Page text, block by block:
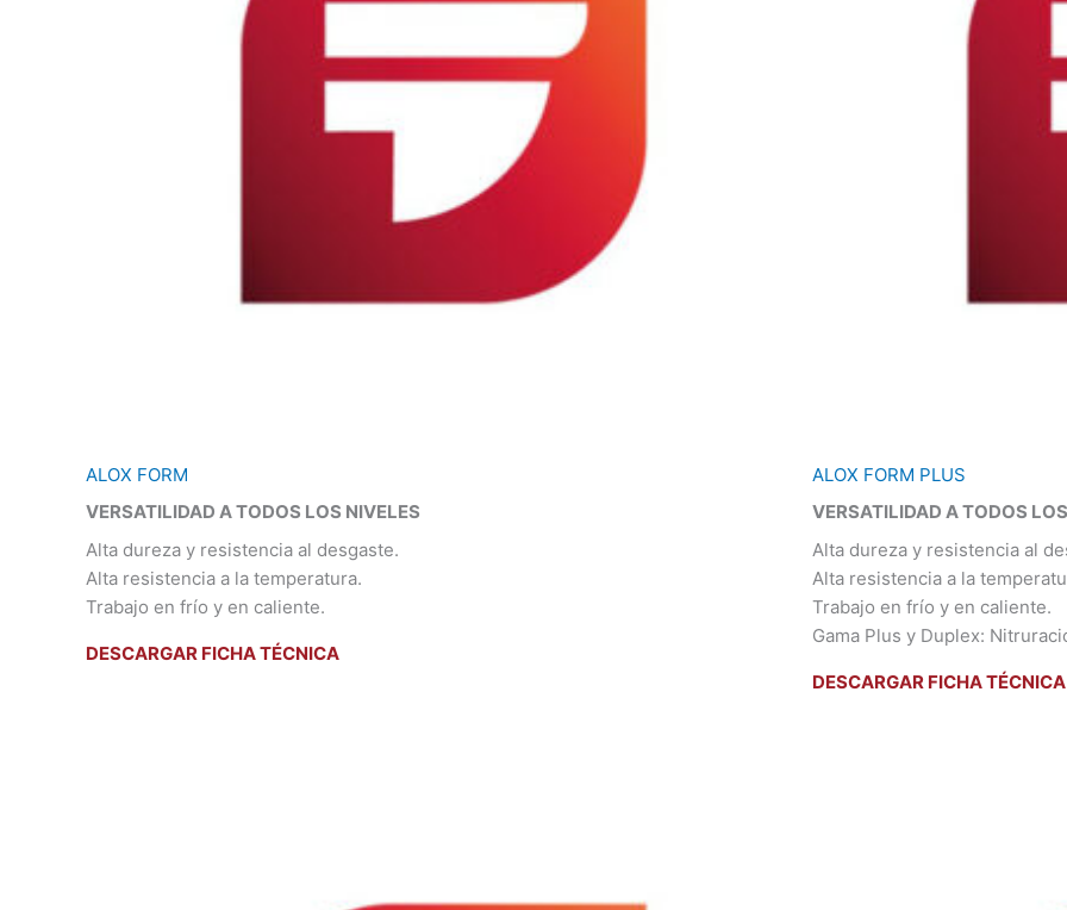
ALOX FORM
VERSATILIDAD A TODOS LOS NIVELES
Alta dureza y resistencia al desgaste.
Alta resistencia a la temperatura.
Trabajo en frío y en caliente.
DESCARGAR FICHA TÉCNICA
ALOX FORM PLUS
VERSATILIDAD A TODOS
Alta dureza y resistencia al
Alta resistencia a la
Trabajo en frío y en caliente.
Gama Plus y Duplex:
DESCARGAR FICHA TÉCNICA